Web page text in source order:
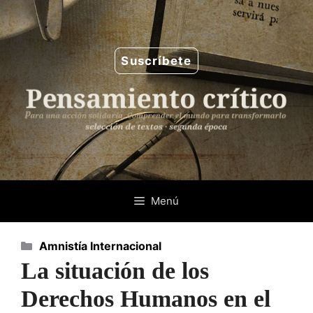
Saltar
al
contenido
Suscríbete
Menú
La situación de los
Derechos Humanos en el
Categorías
Amnistía Internacional